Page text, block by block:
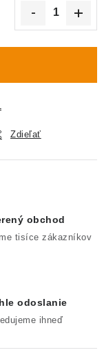
Zdieľať
obchod
tisíce zákazníkov
odoslanie
ihneď